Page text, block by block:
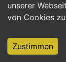
unserer
von Cookies
Zustimmen
Hilfskräfte,